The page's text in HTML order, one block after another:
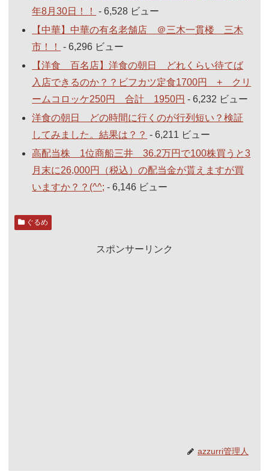
年8月30日！！
- 6,528 ビュー
【中華】中華の有名老舗店 ＠三木一貫楼 三木
市！！
- 6,296 ビュー
【洋食 百名店】洋食の朝日 どれくらい待てば
入店できるのか？？ビフカツ定食1700円 + クリ
ームコロッケ250円 合計 1950円 - 6,232 ビュー
洋食の朝日 どの時間に行くのが行列短い？検証
してみました。結果は？？ - 6,211 ビュー
高配当株 1位商船三井 36.2万円で100株買うと3
月末に26,000円（税込）の配当金が貰えますが買
いますか？？(^^; - 6,146 ビュー
ぐるめ
スポンサーリンク
azzurri管理人